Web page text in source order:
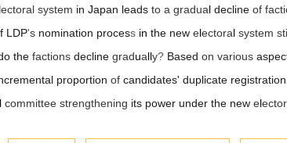
lectoral system in Japan leads to a gradual decline of
LDP's nomination process in the new electoral system sti
the factions decline gradually? Based on various
proportion of candidates' duplicate registration
l committee strengthening its power under the new el